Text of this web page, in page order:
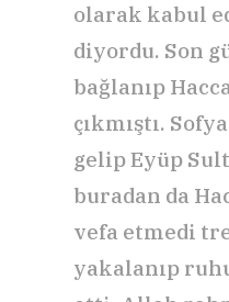
olarak kabul
diyordu. Son
bağlanıp
çıkmıştı.
gelip Eyüp
buradan da
vefa etmedi
yakalanıp